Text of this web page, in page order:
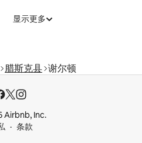
显示更多
腊斯克县 谢尔顿
Airbnb, Inc.
条款